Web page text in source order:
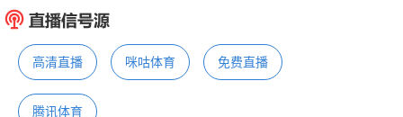
高清直播 咪咕体育 免费直播
腾讯体育